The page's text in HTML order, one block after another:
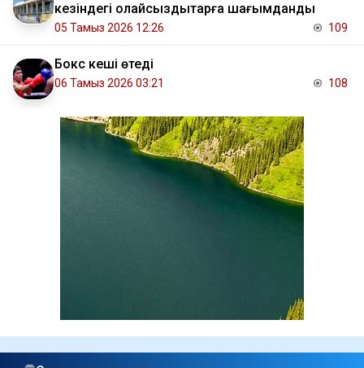
кезіндегі қолайсыздықтарға шағымданды
05 Тамыз 2026 12:26 109
Бокс кеші өтеді
06 Тамыз 2026 03:21 108